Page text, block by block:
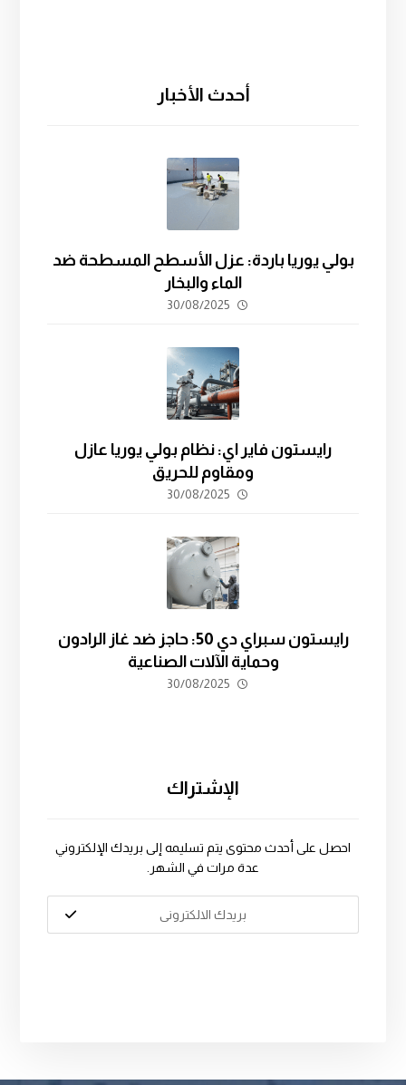
أحدث الأخبار
بولي يوريا باردة: عزل الأسطح المسطحة ضد
الماء والبخار
30/08/2025
رايستون فاير اي: نظام بولي يوريا عازل
ومقاوم للحريق
30/08/2025
رايستون سبراي دي 50: حاجز ضد غاز الرادون
وحماية الآلات الصناعية
30/08/2025
الإشتراك
احصل على أحدث محتوى يتم تسليمه إلى بريدك الإلكتروني
عدة مرات في الشهر.